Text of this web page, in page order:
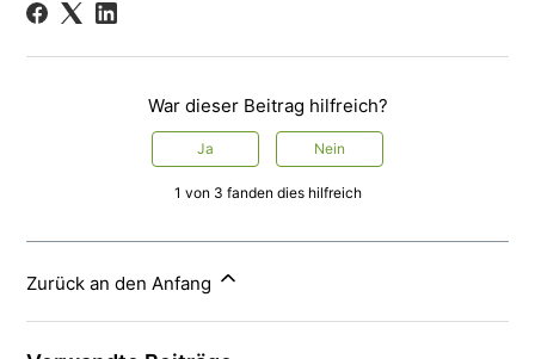
War dieser Beitrag hilfreich?
Ja Nein
1 von 3 fanden dies hilfreich
Zurück an den Anfang